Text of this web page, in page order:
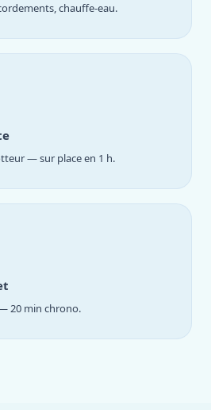
chauffe-eau.
— sur place en 1 h.
20 min chrono.